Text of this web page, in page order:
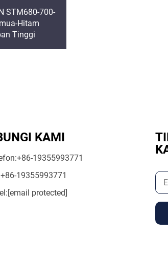
STM680-700-
Hitam
Tinggi
KAMI
+86-19355993771
+86-19355993771
[email protected]